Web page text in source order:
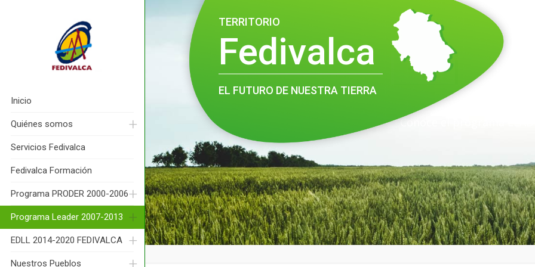
Inicio
Quiénes somos
Servicios Fedivalca
Fedivalca Formación
Programa PRODER 2000-2006
Programa Leader 2007-2013
EDLL 2014-2020 FEDIVALCA
Nuestros Pueblos
Conoce el programa
TERRITORIO
Fedivalca
EL FUTURO DE NUESTRA TIERRA